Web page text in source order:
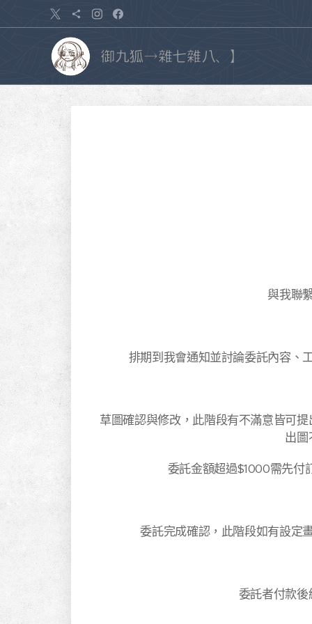
御九狐→雜七雜八、】
與我聯
排期到我會通知並討論委託內容、
草圖確認與修改，此階段有不滿意皆可
出圖
委託金額超過$1000需先付
委託完成確認，此階段如有設定
委託者付款